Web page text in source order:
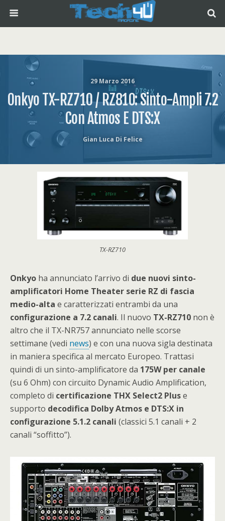
29 Marzo 2016
Onkyo TX-RZ710 / RZ810: Sinto-Ampli 7.2
Con Atmos E DTS:X
Gian Luca Di Felice
TX-RZ710
Onkyo ha annunciato l’arrivo di due nuovi sinto-
amplificatori Home Theater serie RZ di fascia
medio-alta e caratterizzati entrambi da una
configurazione a 7.2 canali. Il nuovo TX-RZ710 non è
altro che il TX-NR757 annunciato nelle scorse
settimane (vedi news) e con una nuova sigla destinata
in maniera specifica al mercato Europeo. Trattasi
quindi di un sinto-amplificatore da 175W per canale
(su 6 Ohm) con circuito Dynamic Audio Amplification,
completo di certificazione THX Select2 Pluse
supporto decodifica Dolby Atmos e DTS:X in
configurazione 5.1.2 canali (classici 5.1 canali + 2
canali “soffitto”).